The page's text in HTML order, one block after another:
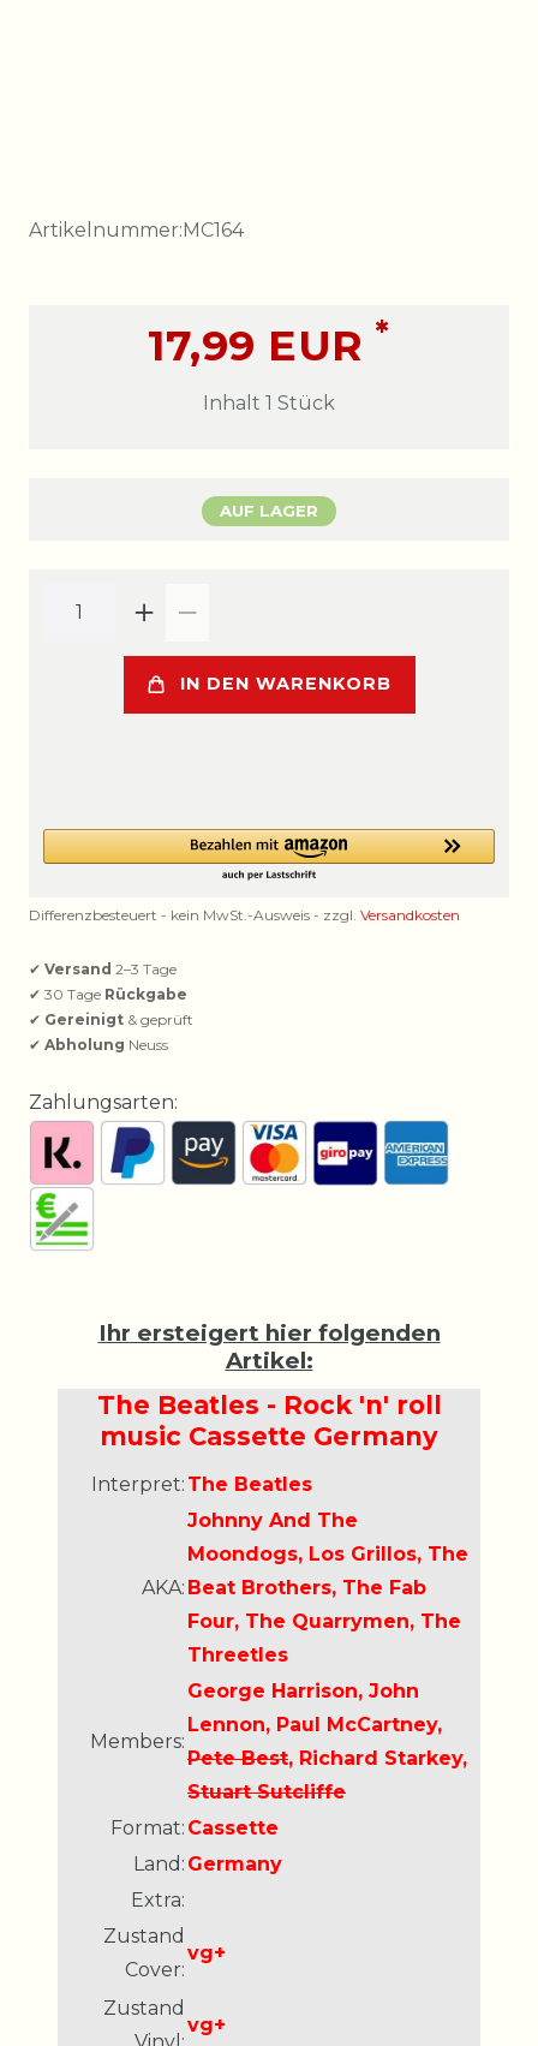
Artikelnummer:MC164
17,99 EUR*
Inhalt 1 Stück
AUF LAGER
IN DEN WARENKORB
Differenzbesteuert - kein MwSt.-Ausweis - zzgl. Versandkosten
✔ Versand 2–3 Tage
✔ 30 Tage Rückgabe
✔ Gereinigt & geprüft
✔ Abholung Neuss
Zahlungsarten:
Ihr ersteigert hier folgenden
Artikel:
The Beatles - Rock 'n' roll
music Cassette Germany
Interpret: The Beatles
AKA:
Johnny And The
Moondogs, Los Grillos, The
Beat Brothers, The Fab
Four, The Quarrymen, The
Threetles
Members:
George Harrison, John
Lennon, Paul McCartney,
Pete Best, Richard Starkey,
Stuart Sutcliffe
Format: Cassette
Land: Germany
Extra:
Zustand
Cover:
vg+
Zustand
vg+